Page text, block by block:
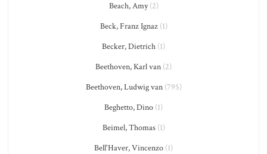
Beach, Amy(2)
Beck, Franz Ignaz(1)
Becker, Dietrich (1)
Beethoven, Karl van (2)
Beethoven, Ludwig van(795)
Beghetto, Dino (1)
Beimel, Thomas(1)
Bell'Haver, Vincenzo (1)